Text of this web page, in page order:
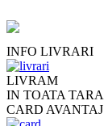
INFO LIVRARI
LIVRAM
IN TOATA TARA
CARD AVANTAJ